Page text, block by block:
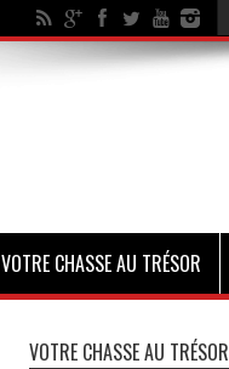
VOTRE CHASSE AU TRÉSOR
VOTRE CHASSE AU TRÉSOR